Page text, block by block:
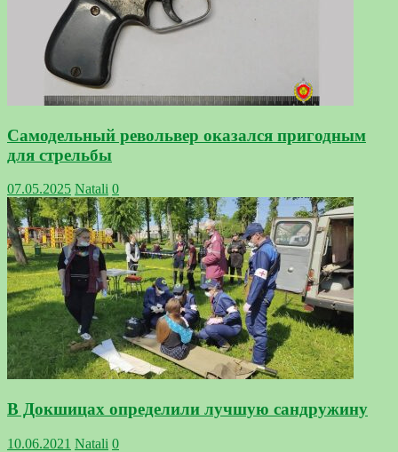
Самодельный револьвер оказался пригодным
для стрельбы
07.05.2025 Natali 0
В Докшицах определили лучшую сандружину
10.06.2021 Natali 0